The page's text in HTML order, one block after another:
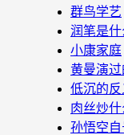
群鸟学艺
润笔是
小康家庭
黄曼演过
低沉的反
肉丝炒
孙悟空